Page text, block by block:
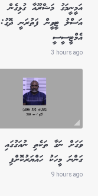
އަމީނީމަގު މަޝްރޫއާ ގުޅިގެން
އަސްލު ޓީވީން ފަތުރަނީ ދޮގު:
އެމްޓީސީސީ
3 hours ago
ވަގަށް ނަގާ ތަކެތި ނުއަގުގައި
ގަންނަ މީހަކު ހައްޔަރުކޮށްފި
9 hours ago